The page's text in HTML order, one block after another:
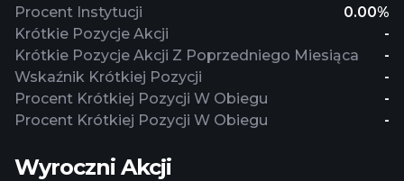
Procent Instytucji
0.00%
Krótkie Pozycje Akcji
-
Krótkie Pozycje Akcji Z Poprzedniego Miesiąca
-
Wskaźnik Krótkiej Pozycji
-
Procent Krótkiej Pozycji W Obiegu
-
Procent Krótkiej Pozycji W Obiegu
-
Wyroczni Akcji